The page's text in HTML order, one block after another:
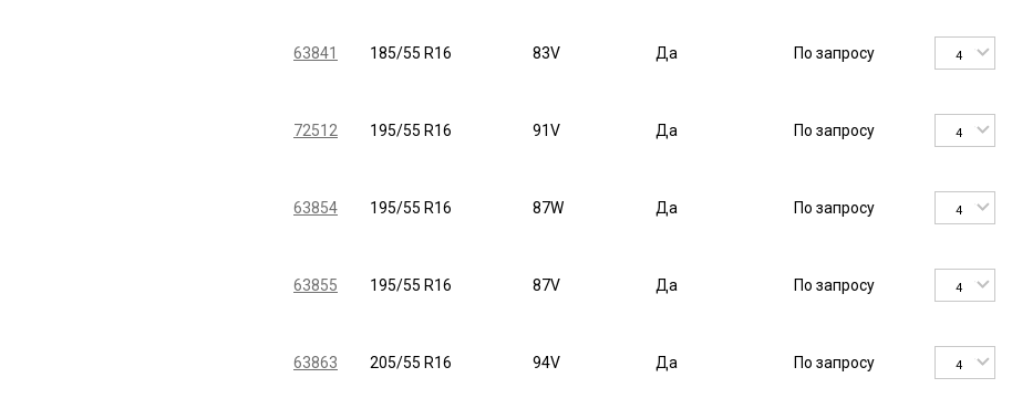
63841 185/55 R16 83V Да По запросу 4
72512 195/55 R16 91V Да По запросу 4
63854 195/55 R16 87W Да По запросу 4
63855 195/55 R16 87V Да По запросу 4
63863 205/55 R16 94V Да По запросу 4